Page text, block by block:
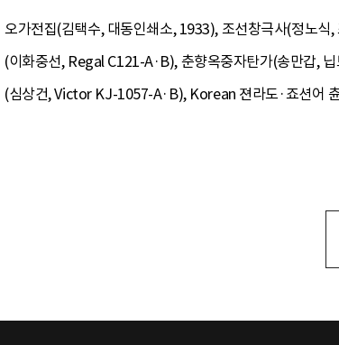
오가전집(김택수, 대동인쇄소, 1933), 조선창극사(정노
(이화중선, Regal C121-A·B), 춘향옥중자탄가(송만갑,
(심상건, Victor KJ-1057-A·B), Korean 젼라도·죠션어